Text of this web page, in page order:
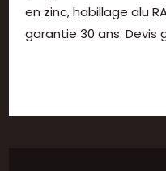
en zinc, habillage alu
garantie 30 ans. Devis